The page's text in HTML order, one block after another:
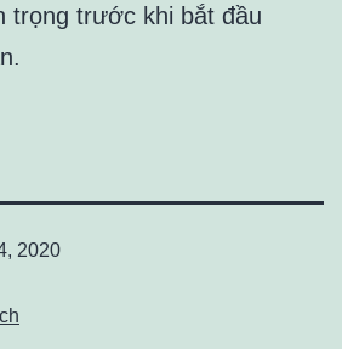
trọng trước khi bắt đầu
2020